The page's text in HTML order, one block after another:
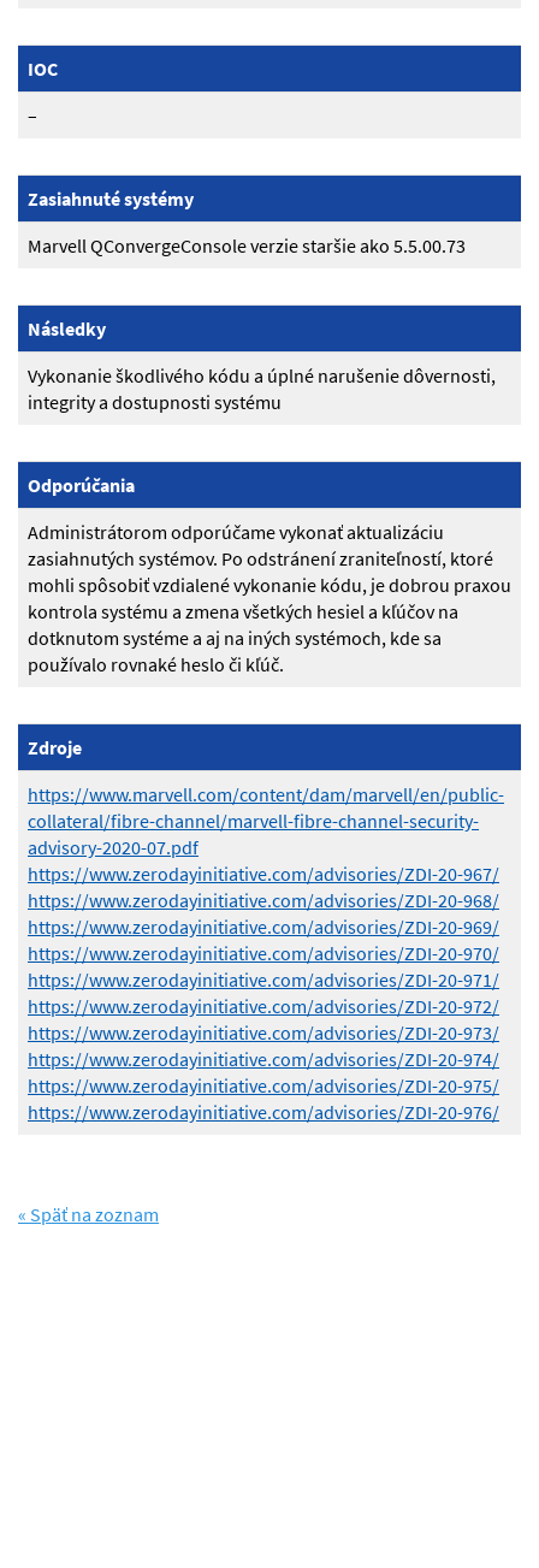
IOC
–
Zasiahnuté systémy
Marvell QConvergeConsole verzie staršie ako 5.5.00.73
Následky
Vykonanie škodlivého kódu a úplné narušenie dôvernosti,
integrity a dostupnosti systému
Odporúčania
Administrátorom odporúčame vykonať aktualizáciu
zasiahnutých systémov. Po odstránení zraniteľností, ktoré
mohli spôsobiť vzdialené vykonanie kódu, je dobrou praxou
kontrola systému a zmena všetkých hesiel a kľúčov na
dotknutom systéme a aj na iných systémoch, kde sa
používalo rovnaké heslo či kľúč.
Zdroje
https://www.marvell.com/content/dam/marvell/en/public-
collateral/fibre-channel/marvell-fibre-channel-security-
advisory-2020-07.pdf
https://www.zerodayinitiative.com/advisories/ZDI-20-967/
https://www.zerodayinitiative.com/advisories/ZDI-20-968/
https://www.zerodayinitiative.com/advisories/ZDI-20-969/
https://www.zerodayinitiative.com/advisories/ZDI-20-970/
https://www.zerodayinitiative.com/advisories/ZDI-20-971/
https://www.zerodayinitiative.com/advisories/ZDI-20-972/
https://www.zerodayinitiative.com/advisories/ZDI-20-973/
https://www.zerodayinitiative.com/advisories/ZDI-20-974/
https://www.zerodayinitiative.com/advisories/ZDI-20-975/
https://www.zerodayinitiative.com/advisories/ZDI-20-976/
« Späť na zoznam